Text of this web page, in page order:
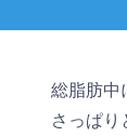
総脂肪中
さっぱり